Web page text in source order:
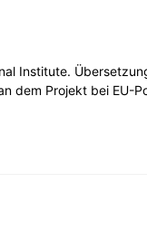
Institute.
dem Projekt bei